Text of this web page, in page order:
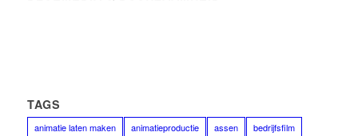
TAGS
animatie laten maken animatieproductie assen
bedrijfsfilm